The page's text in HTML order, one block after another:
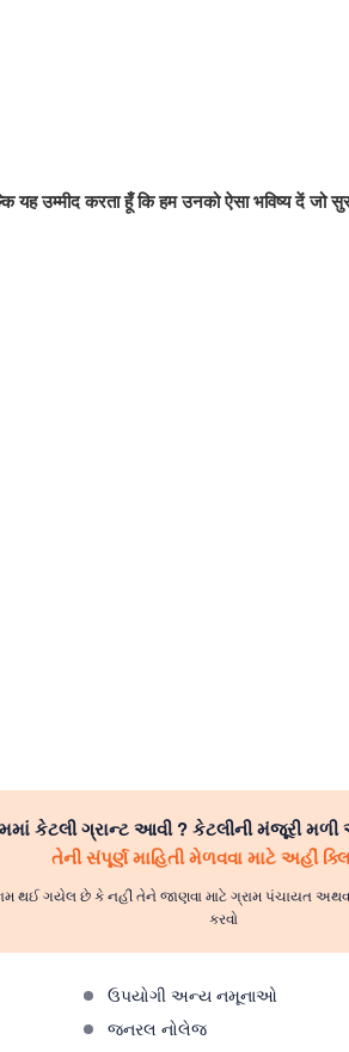
उम्मीद करता हूँ कि हम उनको ऐसा भविष्य दें जो
કેટલી ગ્રાન્ટ આવી ? કેટલીની મંજૂરી
તેની સંપૂર્ણ માહિતી મેળવવા માટે અહીં
થઈ ગયેલ છે કે નહીં તેને જાણવા માટે ગ્રામ પંચાયત અથવા
કરવો
ઉપયોગી અન્ય નમૂનાઓ
જનરલ નોલેજ